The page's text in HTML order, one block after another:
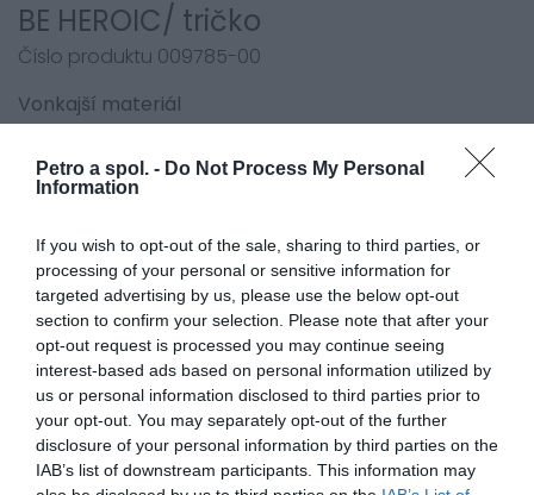
Petro a spol. - Do Not Process My Personal
Information
If you wish to opt-out of the sale, sharing to third parties, or
processing of your personal or sensitive information for
targeted advertising by us, please use the below opt-out
section to confirm your selection. Please note that after your
opt-out request is processed you may continue seeing
interest-based ads based on personal information utilized by
us or personal information disclosed to third parties prior to
your opt-out. You may separately opt-out of the further
disclosure of your personal information by third parties on the
IAB’s list of downstream participants. This information may
BE HEROIC/ tričko
Číslo produktu 009785-00
Vonkajší materiál
- mix materiálov
Farby
- sivo-červená 72
- dizajn tlkot srdca 221
- dizajn tvár 223
Veľkosti
- S, M, L, XL, XXL, 3XL, 4XL
dámske: DXS, DS, DM, DL, DXL, DXXL